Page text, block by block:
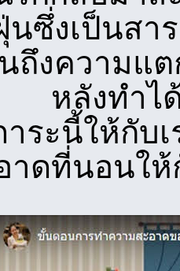
นซึ่งเป็นสา
ถึงความแต
หลังทำไ
ระนี้ให้กับ
าดที่นอนใ